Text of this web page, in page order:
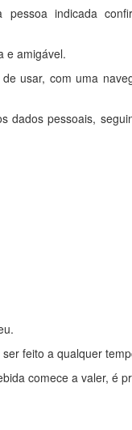
indicada
e amigável.
usar, com uma
dados pessoais,
feito a qualquer
comece a valer, é